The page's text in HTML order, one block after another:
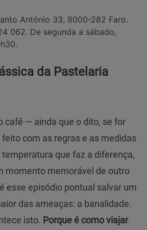
António 33, 8000-282 Faro.
062. De segunda a sábado,
da Pastelaria
café — ainda que o dito, se for
com as regras e as medidas
que faz a diferença,
momento memorável de outro
esse episódio pontual salvar um
das ameaças: a banalidade.
isto. Porque é como viajar